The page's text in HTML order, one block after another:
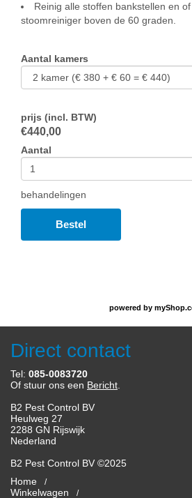
Reinig alle stoffen bankstellen en
stoomreiniger boven de 60 graden.
Aantal kamers
prijs (incl. BTW)
€440,00
Aantal
behandelingen
Bestel
powered by
Direct contact
Tel: 085-0083720
Of stuur ons een Bericht
B2 Pest Control BV
Heulweg 27
2288 GN Rijswijk
Nederland
B2 Pest Control BV ©2025
Home
Winkelwagen